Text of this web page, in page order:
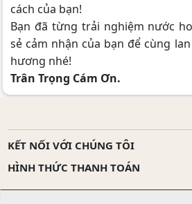
cách của bạn!
Bạn đã từng trải nghiệm nước
sẻ cảm nhận của bạn để cùng
hương nhé!
Trân Trọng Cám Ơn.
KẾT NỐI VỚI CHÚNG TÔI
HÌNH THỨC THANH TOÁN